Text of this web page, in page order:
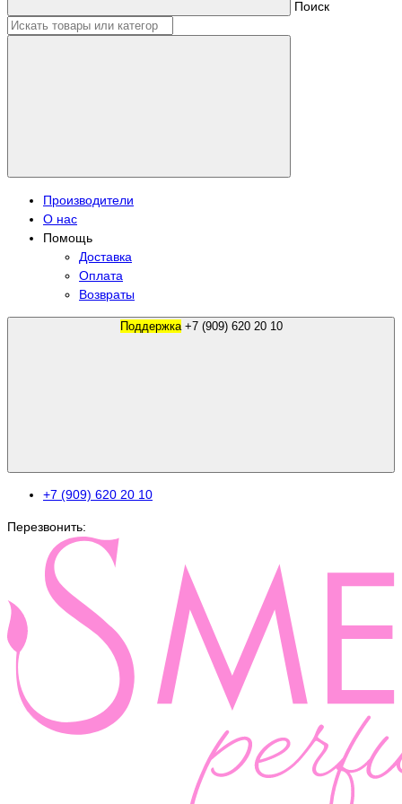
Поиск
Производители
О нас
Помощь
Доставка
Оплата
Возвраты
Поддержка +7 (909) 620 20 10
+7 (909) 620 20 10
Перезвонить: